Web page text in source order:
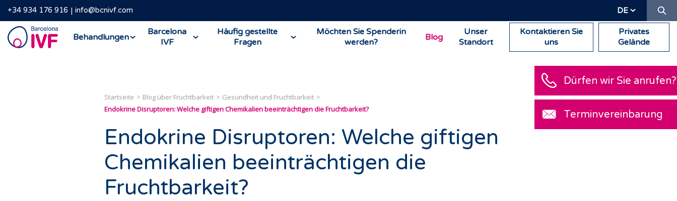
+34 934 176 916 info@bcnivf.com DE
Barcelona
IVF
Behandlungen
Barcelona
IVF
Häufig gestellte
Fragen
Möchten Sie Spenderin
werden?
Blog
Unser
Standort
Kontaktieren Sie
uns
Privates
Gelände
Startseite Blog über Fruchtbarkeit
Gesundheit und Fruchtbarkeit
Endokrine Disruptoren: Welche giftigen Chemikalien beeinträchtigen die Fruchtbarkeit?
Endokrine Disruptoren: Welche giftigen
Chemikalien beeinträchtigen die
Fruchtbarkeit?
Dürfen wir Sie anrufen?
Terminvereinbarung